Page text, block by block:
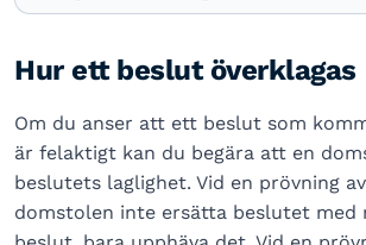
Hur ett beslut överklagas
Om du anser att ett beslut som
är felaktigt kan du begära att en
beslutets laglighet. Vid en prövning
domstolen inte ersätta beslutet med